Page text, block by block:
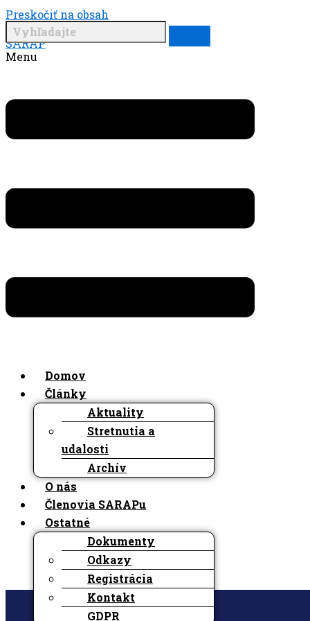
Preskočiť na obsah
SARAP
Menu
Domov
Články
Aktuality
Stretnutia a
udalosti
Archív
O nás
Členovia SARAPu
Ostatné
Dokumenty
Odkazy
Registrácia
Kontakt
GDPR